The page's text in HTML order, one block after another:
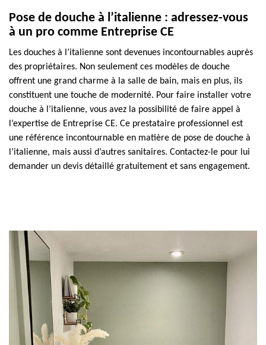
Pose de douche à l’italienne : adressez-vous
à un pro comme Entreprise CE
Les douches à l’italienne sont devenues incontournables auprès
des propriétaires. Non seulement ces modèles de douche
offrent une grand charme à la salle de bain, mais en plus, ils
constituent une touche de modernité. Pour faire installer votre
douche à l’italienne, vous avez la possibilité de faire appel à
l’expertise de Entreprise CE. Ce prestataire professionnel est
une référence incontournable en matière de pose de douche à
l’italienne, mais aussi d’autres sanitaires. Contactez-le pour lui
demander un devis détaillé gratuitement et sans engagement.